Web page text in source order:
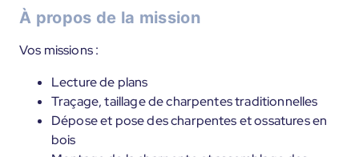
À propos de la mission
Vos missions :
Lecture de plans
Traçage, taillage de charpentes traditionnelles
Dépose et pose des charpentes et ossatures en
bois